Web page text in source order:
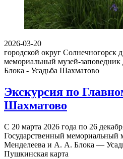
2026-03-20
городской округ Солнечногорск
мемориальный музей-
Блока - Усадьба Шахматово
Экскурсия по
Шахматово
С 20 марта 2026 года по 26
Государственный мемориальный
Менделеева и А. А. Блока —
Пушкинская карта